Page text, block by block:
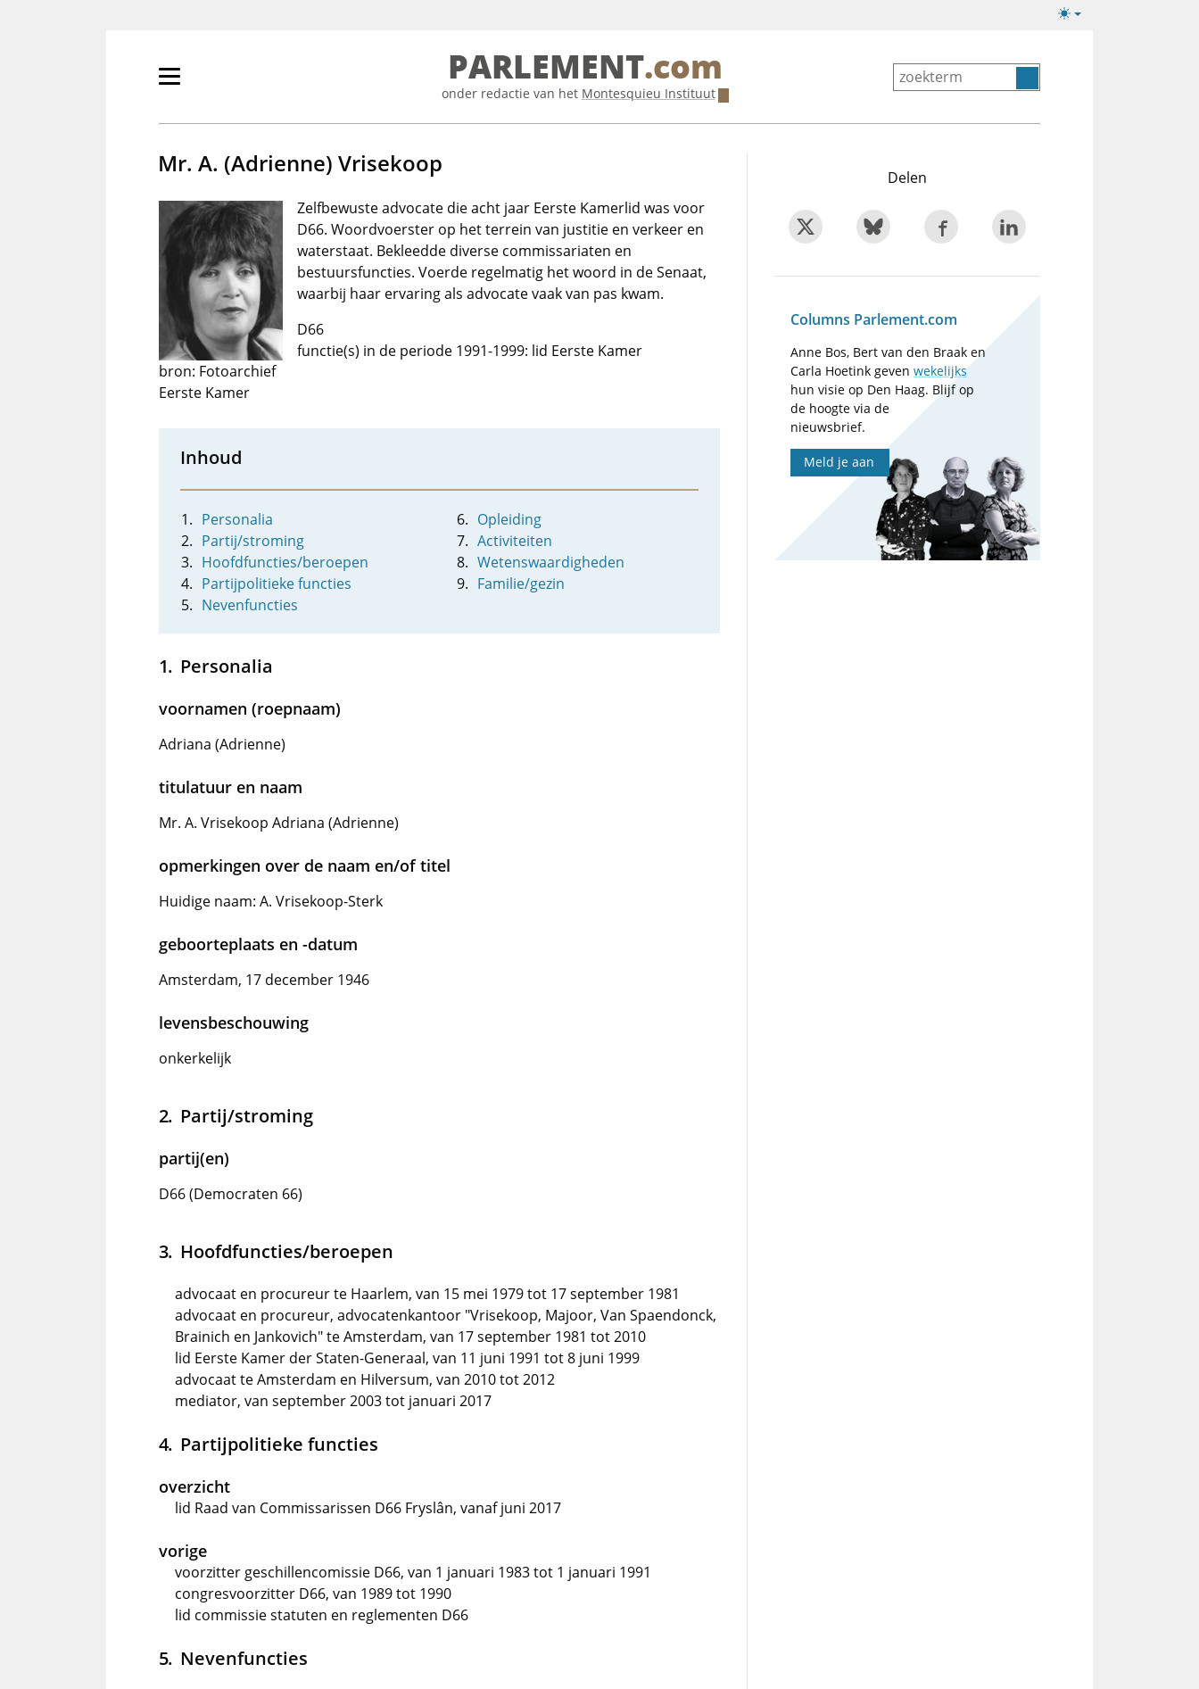
Lichte/donkere
Primair
tonen/verbergen
PARLEMENT.com
onder redactie van het Montesquieu Instituut
Mr. A. (Adrienne) Vrisekoop
bron: Fotoarchief
Eerste Kamer
Zelfbewuste advocate die acht jaar Eerste Kamerlid was voor
D66. Woordvoerster op het terrein van justitie en verkeer en
waterstaat. Bekleedde diverse commissariaten en
bestuursfuncties. Voerde regelmatig het woord in de Senaat,
waarbij haar ervaring als advocate vaak van pas kwam.
D66
functie(s) in de periode 1991-1999: lid Eerste Kamer
Inhoud
Personalia
Partij/stroming
Hoofdfuncties/beroepen
Partijpolitieke functies
Nevenfuncties
Opleiding
Activiteiten
Wetenswaardigheden
Familie/gezin
Personalia
voornamen (roepnaam)
Adriana (Adrienne)
titulatuur en naam
Mr. A. Vrisekoop Adriana (Adrienne)
opmerkingen over de naam en/of titel
Huidige naam: A. Vrisekoop-Sterk
geboorteplaats en -datum
Amsterdam, 17 december 1946
levensbeschouwing
onkerkelijk
Partij/stroming
partij(en)
D66 (Democraten 66)
Hoofdfuncties/beroepen
advocaat en procureur te Haarlem, van 15 mei 1979 tot 17 september 1981
advocaat en procureur, advocatenkantoor "Vrisekoop, Majoor, Van Spaendonck,
Brainich en Jankovich" te Amsterdam, van 17 september 1981 tot 2010
lid Eerste Kamer der Staten-Generaal, van 11 juni 1991 tot 8 juni 1999
advocaat te Amsterdam en Hilversum, van 2010 tot 2012
mediator, van september 2003 tot januari 2017
Partijpolitieke functies
overzicht
lid Raad van Commissarissen D66 Fryslân, vanaf juni 2017
vorige
voorzitter geschillencomissie D66, van 1 januari 1983 tot 1 januari 1991
congresvoorzitter D66, van 1989 tot 1990
lid commissie statuten en reglementen D66
Nevenfuncties
Delen
Columns Parlement.com
Anne Bos, Bert van den Braak en
Carla Hoetink gevenwekelijks
hun visie op Den Haag. Blijf op
de hoogte via de
nieuwsbrief.
Meld je aan